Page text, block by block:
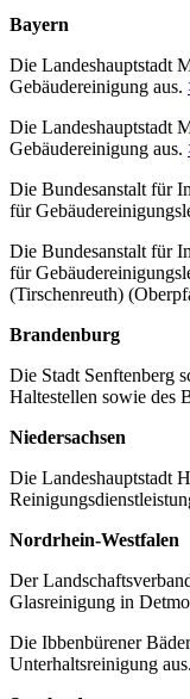
Bayern
Die Landeshauptstadt
Gebäudereinigung aus.
Die Landeshauptstadt
Gebäudereinigung aus.
Die Bundesanstalt für
für
Die Bundesanstalt für
für
(Tirschenreuth)
Brandenburg
Die Stadt Senftenberg
Haltestellen sowie des
Niedersachsen
Die Landeshauptstadt
Nordrhein-Westfalen
Der
Glasreinigung in
Die Ibbenbürener
Unterhaltsreinigung aus.